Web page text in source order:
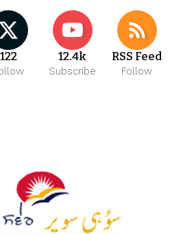
122 12.4k
Subscribe
RSS Feed
Follow